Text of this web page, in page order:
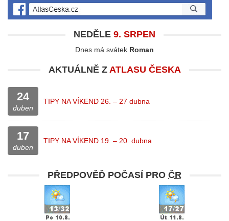
NEDĚLE 9. SRPEN
Dnes má svátek Roman
AKTUÁLNĚ Z ATLASU ČESKA
24
duben
TIPY NA VÍKEND 26. – 27 dubna
17
duben
TIPY NA VÍKEND 19. – 20. dubna
PŘEDPOVĚĎ POČASÍ PRO ČR